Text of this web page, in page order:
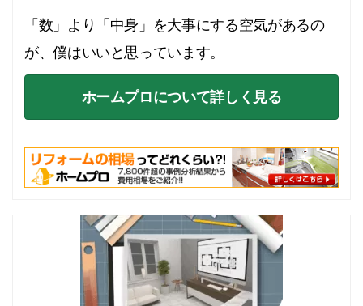
「数」より「中身」を大事にする空気があるの
が、僕はいいと思っています。
ホームプロについて詳しく見る